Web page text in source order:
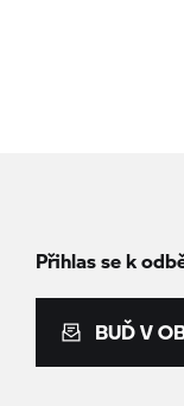
Přihlas se k
BUĎ V